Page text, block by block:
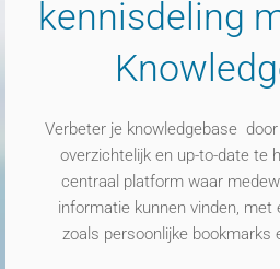
kennisdeling
Verbeter je knowledgebase
overzichtelijk en up-to-date te
centraal platform waar
informatie kunnen vinden, met
zoals persoonlijke bookmarks